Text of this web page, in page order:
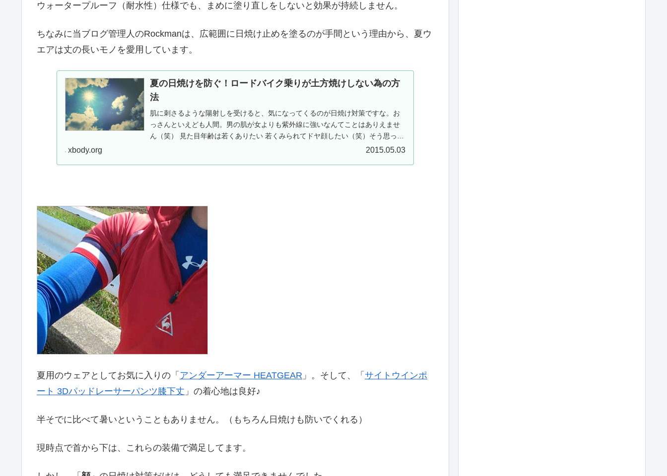
ウォータープルーフ（耐水性）仕様でも、まめに塗り直しをしないと効果が持続しません。
ちなみに当ブログ管理人のRockmanは、広範囲に日焼け止めを塗るのが手間という理由から、夏ウ
エアは丈の長いモノを愛用しています。
夏の日焼けを防ぐ！ロードバイク乗りが土方焼けしない為の方
法
肌に刺さるような陽射しを受けると、気になってくるのが日焼け対策ですな。お
っさんといえども人間。男の肌が女よりも紫外線に強いなんてことはありえませ
ん（笑） 見た目年齢は若くありたい 若くみられてドヤ顔したい（笑）そう思って
xbody.org 2015.05.03
夏用のウェアとしてお気に入りの「 アンダーアーマー HEATGEAR 」。そして、「 サイトウインポ
ート 3Dパッドレーサーパンツ膝下丈 」の着心地は良好♪
半そでに比べて暑いということもありません。（もちろん日焼けも防いでくれる）
現時点で首から下は、これらの装備で満足してます。